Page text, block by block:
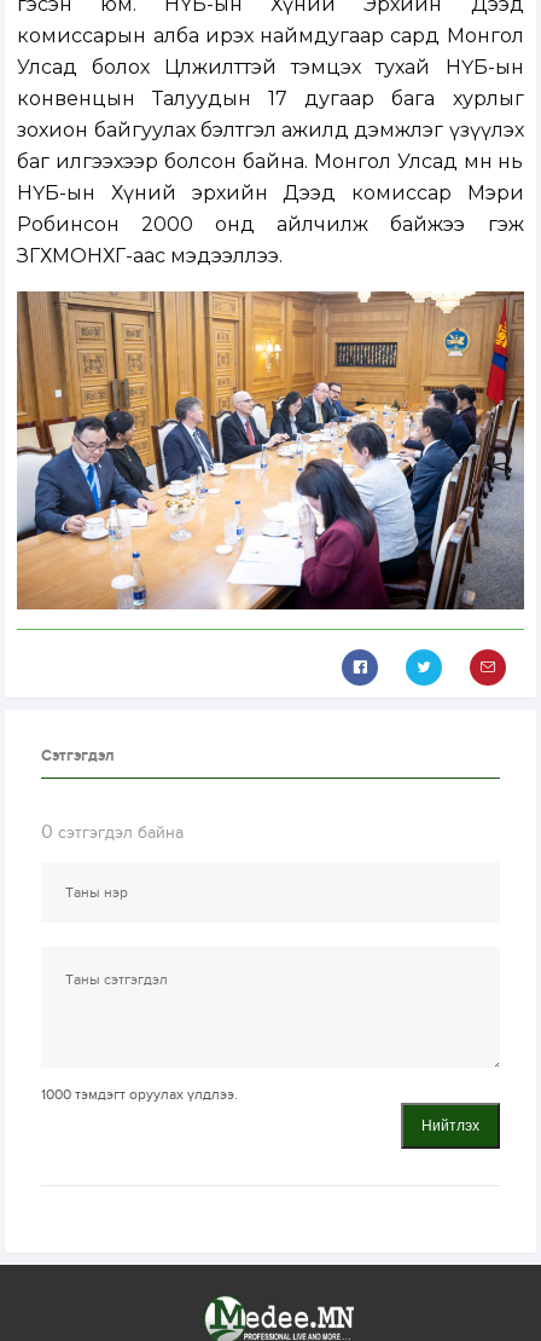
гэсэн юм. НҮБ-ын Хүний Эрхийн Дээд
комиссарын алба ирэх наймдугаар сард Монгол
Улсад болох Цөлжилттэй тэмцэх тухай НҮБ-ын
конвенцын Талуудын 17 дугаар бага хурлыг
зохион байгуулах бэлтгэл ажилд дэмжлэг үзүүлэх
баг илгээхээр болсон байна. Монгол Улсад өмнө нь
НҮБ-ын Хүний эрхийн Дээд комиссар Мэри
Робинсон 2000 онд айлчилж байжээ гэж
ЗГХМОНХГ-аас мэдээллээ.
Сэтгэгдэл
0 сэтгэгдэл байна
1000 тэмдэгт оруулах үлдлээ.
Нийтлэх